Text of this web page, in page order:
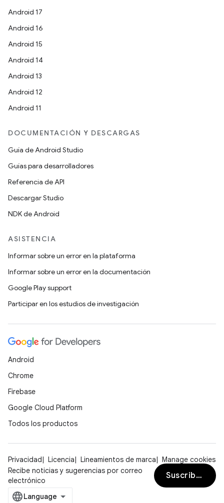
Android 17
Android 16
Android 15
Android 14
Android 13
Android 12
Android 11
DOCUMENTACIÓN Y DESCARGAS
Guía de Android Studio
Guías para desarrolladores
Referencia de API
Descargar Studio
NDK de Android
ASISTENCIA
Informar sobre un error en la plataforma
Informar sobre un error en la documentación
Google Play support
Participar en los estudios de investigación
Android
Chrome
Firebase
Google Cloud Platform
Todos los productos
Privacidad Licencia Lineamientos de marca
Manage cookies
Recibe noticias y sugerencias por correo
electrónico
Suscribirse